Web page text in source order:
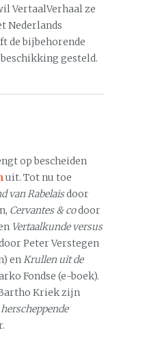
VertaalVerhaal ze
Nederlands
de bijbehorende
gesteld.
op bescheiden
uit. Tot nu toe
van Rabelaisdoor
Cervantes & codoor
Vertaalkunde versus
Peter Verstegen
enKrullen uit de
Fondse (e-boek).
Kriek zijn